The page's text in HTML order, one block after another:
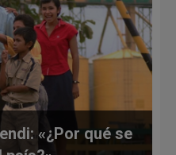
«¿Por qué se